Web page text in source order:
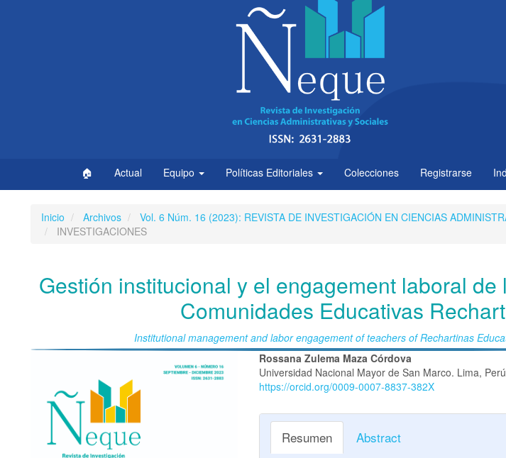
🏠 Actual Equipo Políticas Editoriales Colecciones Registrarse
Inicio Archivos
Vol. 6 Núm. 16 (2023): REVISTA DE INVESTIGACIÓN EN CIENCIAS
INVESTIGACIONES
Gestión institucional y el engagement laboral de
Comunidades Educativas
Institutional management and labor engagement of teachers of Rechartinas
lateral
del
artículo
Contenido
principal
del
artículo
Rossana Zulema Maza Córdova
Universidad Nacional Mayor de San Marco. Lima, Perú
https://orcid.org/0009-0007-8837-382X
Resumen Abstract